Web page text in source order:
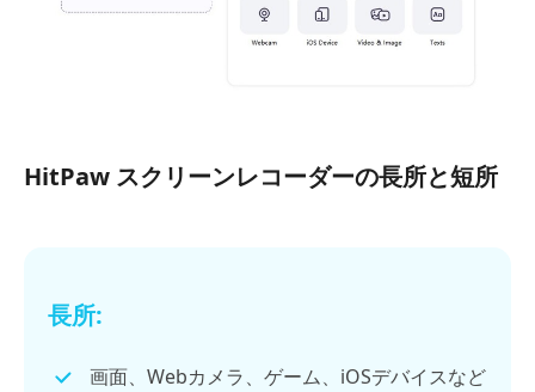
HitPaw スクリーンレコーダーの長所と短所
長所:
画面、Webカメラ、ゲーム、iOSデバイスなど